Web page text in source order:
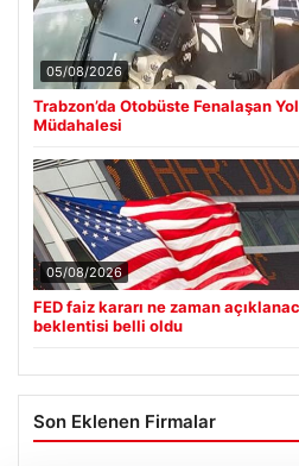
05/08/2026
Trabzon’da Otobüste Fenalaşan
Müdahalesi
05/08/2026
FED faiz kararı ne zaman
beklentisi belli oldu
Son Eklenen Firmalar